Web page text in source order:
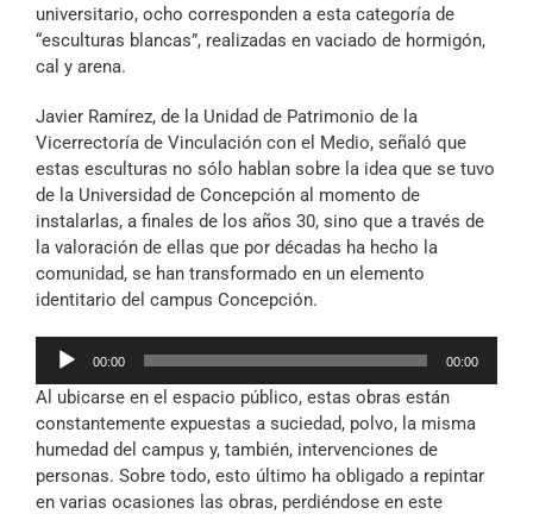
universitario, ocho corresponden a esta categoría de
“esculturas blancas”, realizadas en vaciado de hormigón,
cal y arena.
Javier Ramírez, de la Unidad de Patrimonio de la
Vicerrectoría de Vinculación con el Medio, señaló que
estas esculturas no sólo hablan sobre la idea que se tuvo
de la Universidad de Concepción al momento de
instalarlas, a finales de los años 30, sino que a través de
la valoración de ellas que por décadas ha hecho la
comunidad, se han transformado en un elemento
identitario del campus Concepción.
Reproductor
audio
00:00 00:00
Al ubicarse en el espacio público, estas obras están
constantemente expuestas a suciedad, polvo, la misma
humedad del campus y, también, intervenciones de
personas. Sobre todo, esto último ha obligado a repintar
en varias ocasiones las obras, perdiéndose en este